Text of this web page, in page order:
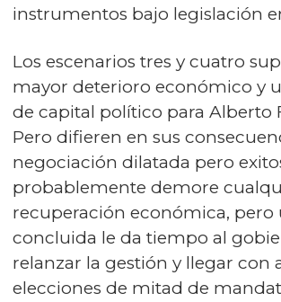
instrumentos bajo legislación
Los escenarios tres y cuatro
mayor deterioro económico y
de capital político para Alberto
Pero difieren en sus
negociación dilatada pero
probablemente demore
recuperación económica, pero
concluida le da tiempo al
relanzar la gestión y llegar con
elecciones de mitad de